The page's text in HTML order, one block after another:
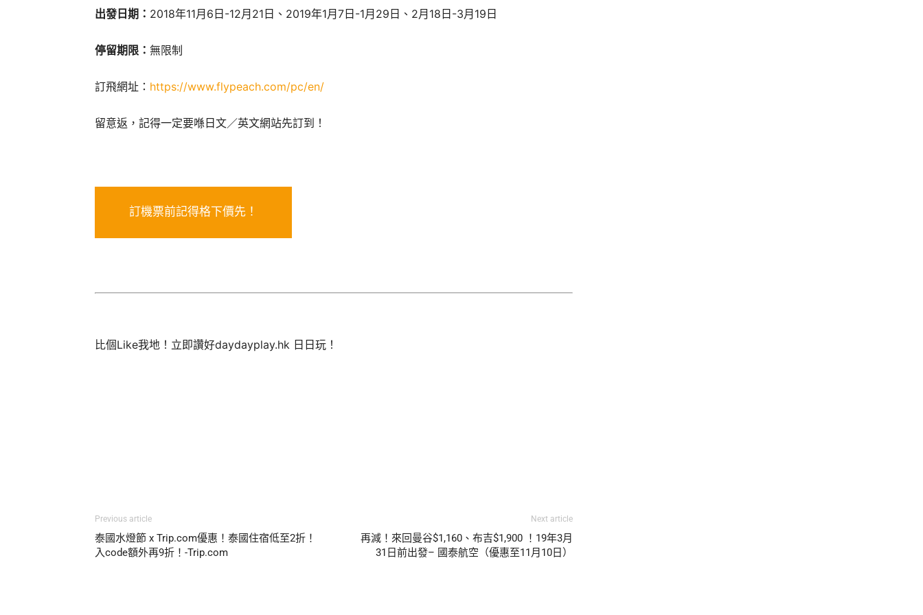
出發日期： 2018年11月6日-12月21日、2019年1月7日-1月29日、2月18日-3月19日
停留期限： 無限制
訂飛網址： https://www.flypeach.com/pc/en/
留意返，記得一定要喺日文／英文網站先訂到！
訂機票前記得格下價先！
比個Like我地！立即讚好daydayplay.hk 日日玩！
Previous article
泰國水燈節 x Trip.com優惠！泰國住宿低至2折！
入code額外再9折！-Trip.com
Next article
再減！來回曼谷$1,160、布吉$1,900 ！19年3月
31日前出發– 國泰航空（優惠至11月10日）